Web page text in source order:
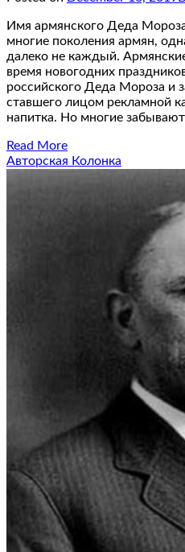
Имя армянского Деда
многие поколения армян,
далеко не каждый.
время новогодних
российского Деда Мороза и
ставшего лицом рекламной
напитка. Но многие
Read More
Авторская Колонка